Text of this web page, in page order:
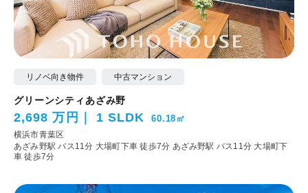
リノベ向き物件 中古マンション
グリーンシティあざみ野
2,698 万円 1 SLDK 60.18㎡
横浜市青葉区
あざみ野駅 バス11分 大場町下車 徒歩7分 あざみ野駅 バス11分 大場町下
車 徒歩7分